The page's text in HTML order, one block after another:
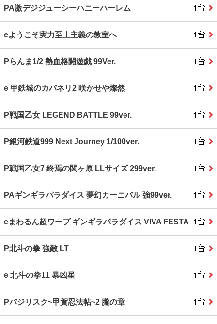
PA激デジジューシーハニーハーレム
eようこそ実力至上主義の教室へ
Pらんま1/2 熱血格闘遊戯 99Ver.
e 甲鉄城のカバネリ2 咲かせや燦然
P戦国乙女 LEGEND BATTLE 99ver.
P銀河鉄道999 Next Journey 1/100ver.
P戦国乙女7 終焉の関ヶ原 LLサイズ 299ver.
PAギンギラパラダイス 夢幻カーニバル 強99ver.
eまわるん超ワープ ギンギラパラダイス VIVA FESTA
P北斗の拳 強敵 LT
e 北斗の拳11 暴凶星
Pバジリスク~甲賀忍法帖~2 朧の章